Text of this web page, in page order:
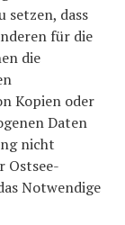
setzen, dass
für die
die
Kopien oder
Daten
nicht
Ostsee-
Notwendige